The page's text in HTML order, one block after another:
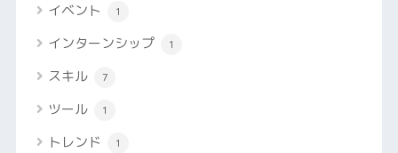
イベント 1
インターンシップ 1
スキル 7
ツール 1
トレンド 1